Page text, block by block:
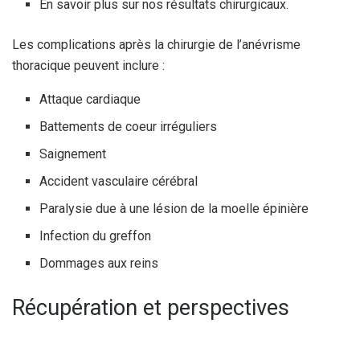
En savoir plus sur nos résultats chirurgicaux.
Les complications après la chirurgie de l’anévrisme
thoracique peuvent inclure :
Attaque cardiaque
Battements de coeur irréguliers
Saignement
Accident vasculaire cérébral
Paralysie due à une lésion de la moelle épinière
Infection du greffon
Dommages aux reins
Récupération et perspectives